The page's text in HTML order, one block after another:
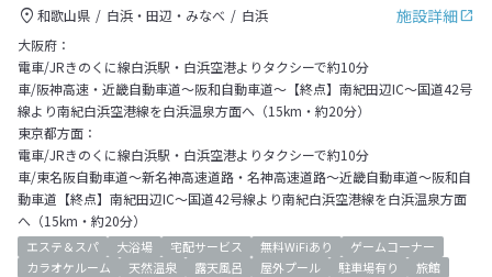
施設詳細
和歌山県 白浜・田辺・みなべ
白浜
大阪府：
電車/JRきのくに線白浜駅・白浜空港よりタクシーで約10分
車/阪神高速・近畿自動車道～阪和自動車道～【終点】南紀田辺IC～国道42号
線より南紀白浜空港線を白浜温泉方面へ（15km・約20分）
東京都方面：
電車/JRきのくに線白浜駅・白浜空港よりタクシーで約10分
車/東名阪自動車道～新名神高速道路・名神高速道路～近畿自動車道～阪和自
動車道【終点】南紀田辺IC～国道42号線より南紀白浜空港線を白浜温泉方面
へ（15km・約20分）
エステ＆スパ 大浴場 宅配サービス 無料WiFiあり
ゲームコーナー
カラオケルーム
天然温泉 露天風呂 屋外プール 駐車場有り
旅館